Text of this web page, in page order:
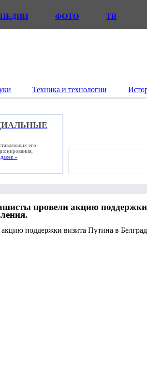
ФОТО ТВ
Техника и технологии
его
»
провели акцию